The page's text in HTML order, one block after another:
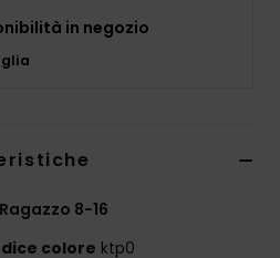
in negozio
8-16
colore ktp0